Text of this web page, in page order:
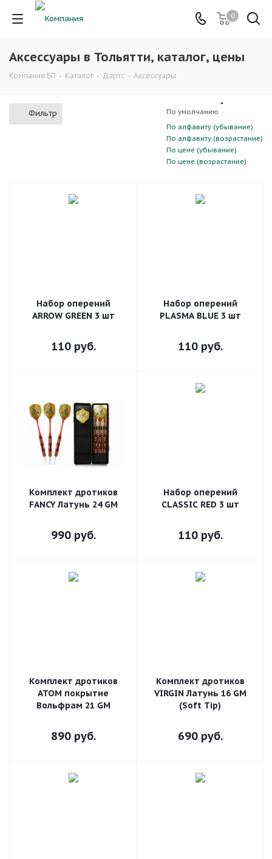
0
Аксессуары в Тольятти, каталог, цены
Компания БП - Каталог - Дартс - Аксессуары
Фильтр
По умолчанию
По алфавиту (убывание)
По алфавиту (возрастание)
По цене (убывание)
По цене (возрастание)
Набор оперений
ARROW GREEN 3 шт
110руб.
Набор оперений
PLASMA BLUE 3 шт
110руб.
Комплект дротиков
FANCY Латунь 24 GM
990руб.
Набор оперений
CLASSIC RED 3 шт
110руб.
Комплект дротиков
ATOM покрытие
Вольфрам 21 GM
890руб.
Комплект дротиков
VIRGIN Латунь 16 GM
(Soft Tip)
690руб.